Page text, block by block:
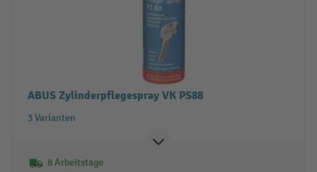
ABUS Zylinderpflegespray VK PS88
3 Varianten
8 Arbeitstage